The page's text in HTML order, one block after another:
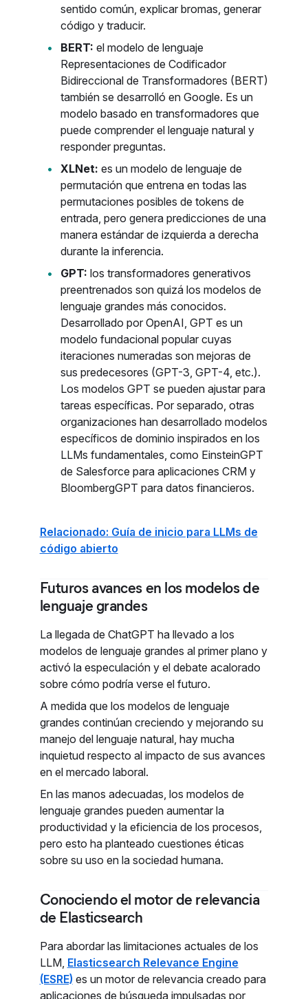
sentido común, explicar bromas, generar
código y traducir.
BERT: el modelo de lenguaje
Representaciones de Codificador
Bidireccional de Transformadores (BERT)
también se desarrolló en Google. Es un
modelo basado en transformadores que
puede comprender el lenguaje natural y
responder preguntas.
XLNet: es un modelo de lenguaje de
permutación que entrena en todas las
permutaciones posibles de tokens de
entrada, pero genera predicciones de una
manera estándar de izquierda a derecha
durante la inferencia.
GPT: los transformadores generativos
preentrenados son quizá los modelos de
lenguaje grandes más conocidos.
Desarrollado por OpenAI, GPT es un
modelo fundacional popular cuyas
iteraciones numeradas son mejoras de
sus predecesores (GPT-3, GPT-4, etc.).
Los modelos GPT se pueden ajustar para
tareas específicas. Por separado, otras
organizaciones han desarrollado modelos
específicos de dominio inspirados en los
LLMs fundamentales, como EinsteinGPT
de Salesforce para aplicaciones CRM y
BloombergGPT para datos financieros.
Relacionado: Guía de inicio para LLMs de
código abierto
Futuros avances en los modelos de
lenguaje grandes
La llegada de ChatGPT ha llevado a los
modelos de lenguaje grandes al primer plano y
activó la especulación y el debate acalorado
sobre cómo podría verse el futuro.
A medida que los modelos de lenguaje
grandes continúan creciendo y mejorando su
manejo del lenguaje natural, hay mucha
inquietud respecto al impacto de sus avances
en el mercado laboral.
En las manos adecuadas, los modelos de
lenguaje grandes pueden aumentar la
productividad y la eficiencia de los procesos,
pero esto ha planteado cuestiones éticas
sobre su uso en la sociedad humana.
Conociendo el motor de relevancia
de Elasticsearch
Para abordar las limitaciones actuales de los
LLM, Elasticsearch Relevance Engine
(ESRE) es un motor de relevancia creado para
aplicaciones de búsqueda impulsadas por